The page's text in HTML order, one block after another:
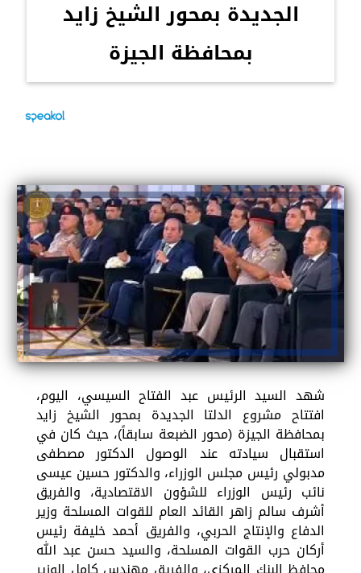
الجديدة بمحور الشيخ زايد
بمحافظة الجيزة
شهد السيد الرئيس عبد الفتاح السيسي، اليوم،
افتتاح مشروع الدلتا الجديدة بمحور الشيخ زايد
بمحافظة الجيزة (محور الضبعة سابقاً)، حيث كان في
استقبال سيادته عند الوصول الدكتور مصطفى
مدبولي رئيس مجلس الوزراء، والدكتور حسين عيسى
نائب رئيس الوزراء للشؤون الاقتصادية، والفريق
أشرف سالم زاهر القائد العام للقوات المسلحة وزير
الدفاع والإنتاج الحربي، والفريق أحمد خليفة رئيس
أركان حرب القوات المسلحة، والسيد حسن عبد الله